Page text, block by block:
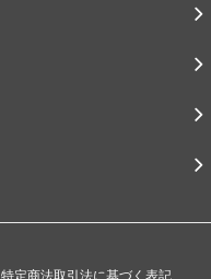
特定商法取引法に基づく表記